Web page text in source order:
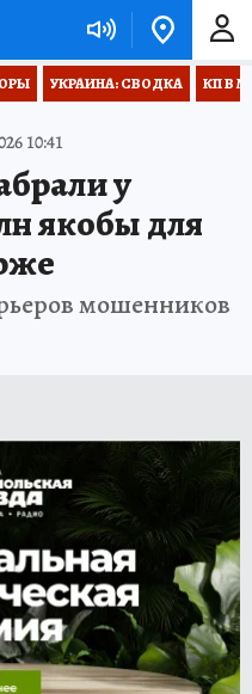
УКРАИНА: СВОДКА КП В
10:41
у
якобы для
мошенников